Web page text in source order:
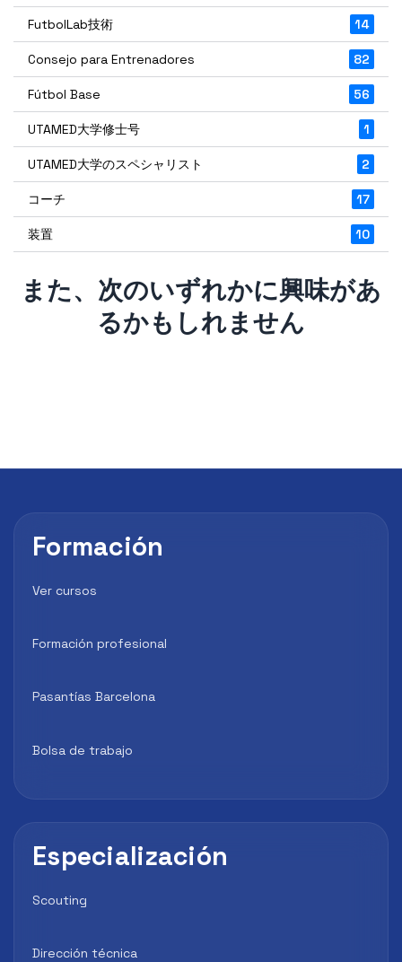
FutbolLab技術 14
Consejo para Entrenadores 82
Fútbol Base 56
UTAMED大学修士号 1
UTAMED大学のスペシャリスト 2
コーチ 17
装置 10
また、次のいずれかに興味があ
るかもしれません
Formación
Ver cursos
Formación profesional
Pasantías Barcelona
Bolsa de trabajo
Especialización
Scouting
Dirección técnica